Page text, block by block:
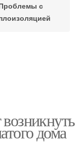
с
дома